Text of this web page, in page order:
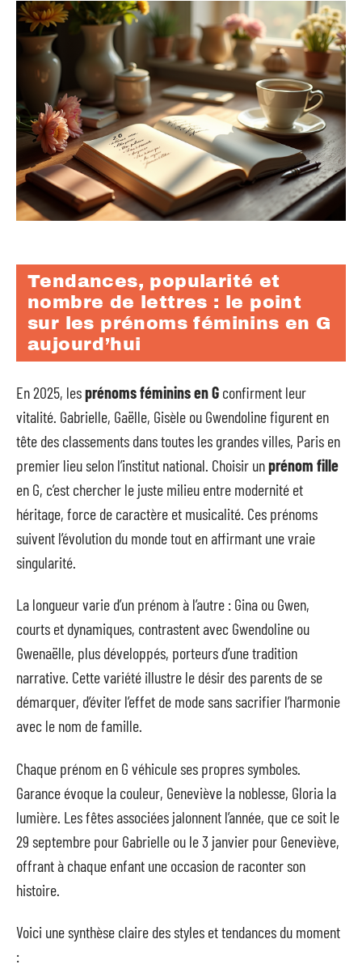
Tendances, popularité et
nombre de lettres : le point
sur les prénoms féminins en G
aujourd’hui
En 2025, lesprénoms féminins en G confirment leur
vitalité. Gabrielle, Gaëlle, Gisèle ou Gwendoline figurent en
tête des classements dans toutes les grandes villes, Paris en
premier lieu selon l’institut national. Choisir unprénom fille
en G, c’est chercher le juste milieu entre modernité et
héritage, force de caractère et musicalité. Ces prénoms
suivent l’évolution du monde tout en affirmant une vraie
singularité.
La longueur varie d’un prénom à l’autre : Gina ou Gwen,
courts et dynamiques, contrastent avec Gwendoline ou
Gwenaëlle, plus développés, porteurs d’une tradition
narrative. Cette variété illustre le désir des parents de se
démarquer, d’éviter l’effet de mode sans sacrifier l’harmonie
avec le nom de famille.
Chaque prénom en G véhicule ses propres symboles.
Garance évoque la couleur, Geneviève la noblesse, Gloria la
lumière. Les fêtes associées jalonnent l’année, que ce soit le
29 septembre pour Gabrielle ou le 3 janvier pour Geneviève,
offrant à chaque enfant une occasion de raconter son
histoire.
Voici une synthèse claire des styles et tendances du moment
: